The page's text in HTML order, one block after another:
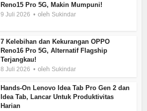
Reno15 Pro 5G, Makin Mumpuni!
9 Juli 2026 oleh Sukindar
7 Kelebihan dan Kekurangan OPPO
Reno16 Pro 5G, Alternatif Flagship
Terjangkau!
8 Juli 2026 oleh Sukindar
Hands-On Lenovo Idea Tab Pro Gen 2 dan
Idea Tab, Lancar Untuk Produktivitas
Harian